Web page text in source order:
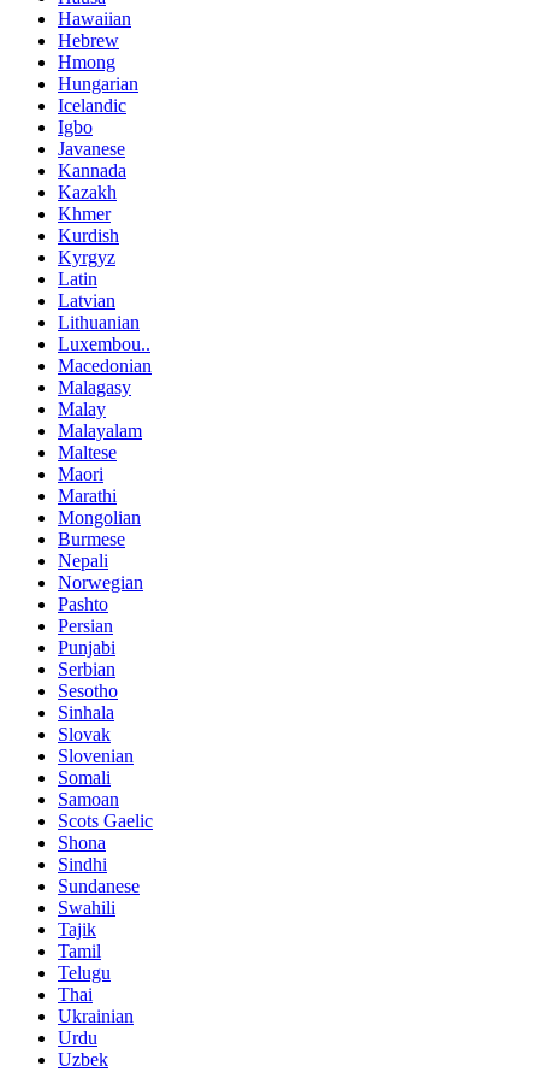
Hawaiian
Hebrew
Hmong
Hungarian
Icelandic
Igbo
Javanese
Kannada
Kazakh
Khmer
Kurdish
Kyrgyz
Latin
Latvian
Lithuanian
Luxembou..
Macedonian
Malagasy
Malay
Malayalam
Maltese
Maori
Marathi
Mongolian
Burmese
Nepali
Norwegian
Pashto
Persian
Punjabi
Serbian
Sesotho
Sinhala
Slovak
Slovenian
Somali
Samoan
Scots Gaelic
Shona
Sindhi
Sundanese
Swahili
Tajik
Tamil
Telugu
Thai
Ukrainian
Urdu
Uzbek